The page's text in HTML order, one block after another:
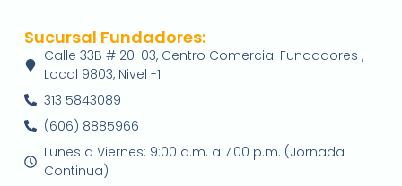
Sucursal Fundadores:
Calle 33B # 20-03, Centro Comercial Fundadores ,
Local 9803, Nivel -1
313 5843089
(606) 8885966
Lunes a Viernes: 9:00 a.m. a 7:00 p.m. (Jornada
Continua)